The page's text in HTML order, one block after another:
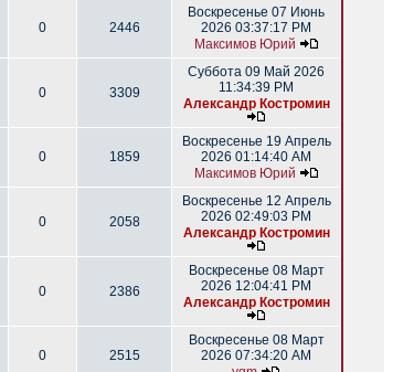
0 2446
Воскресенье 07 Июнь
2026 03:37:17 PM
Максимов Юрий
0 3309
Суббота 09 Май 2026
11:34:39 PM
Александр Костромин
0 1859
Воскресенье 19 Апрель
2026 01:14:40 AM
Максимов Юрий
0 2058
Воскресенье 12 Апрель
2026 02:49:03 PM
Александр Костромин
0 2386
Воскресенье 08 Март
2026 12:04:41 PM
Александр Костромин
0 2515
Воскресенье 08 Март
2026 07:34:20 AM